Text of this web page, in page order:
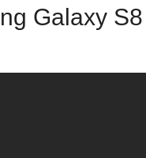
Galaxy